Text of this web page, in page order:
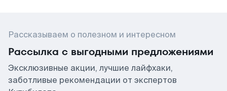
Рассказываем о полезном и интересном
Рассылка с выгодными предложениями
Эксклюзивные акции, лучшие лайфхаки,
заботливые рекомендации от экспертов